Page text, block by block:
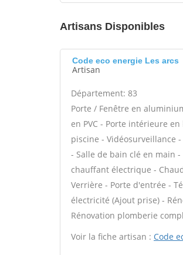
Artisans Disponibles
Code eco energie Les arcs
Artisan
Département: 83
Porte / Fenêtre en
en PVC - Porte intérieure
piscine - Vidéosurveillance
- Salle de bain clé en main
chauffant électrique -
Verrière - Porte d'entrée -
électricité (Ajout prise) -
Rénovation plomberie
Voir la fiche artisan : Code